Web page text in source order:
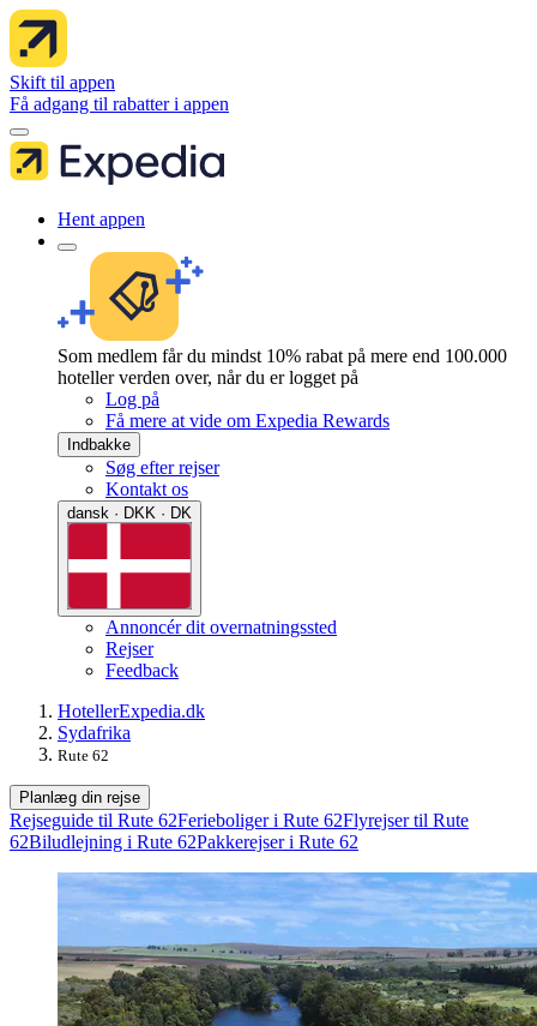
Skift til appen
Få adgang til rabatter i appen
Hent appen
Som medlem får du mindst 10% rabat på mere end 100.000
hoteller verden over, når du er logget på
Log på
Få mere at vide om Expedia Rewards
Indbakke
Søg efter rejser
Kontakt os
dansk · DKK · DK
Annoncér dit overnatningssted
Rejser
Feedback
HotellerExpedia.dk
Sydafrika
Rute 62
Planlæg din rejse
Rejseguide til Rute 62Ferieboliger i Rute 62Flyrejser til Rute
62Biludlejning i Rute 62Pakkerejser i Rute 62